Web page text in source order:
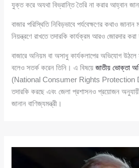
যুক্ত করে অযথা বিভ্রান্তি তৈরি না করার আহ্বান
বাজার পরিস্থিতি নিবিড়ভাবে পর্যবেক্ষণের কথাও জানান
নিয়ন্ত্রণে রাখতে তদারকি কার্যক্রম আরও জোরদার করা
বাজারে অনিয়ম বা অসাধু কার্যকলাপের অভিযোগ
বলেও সতর্ক করেন তিনি। এ বিষয়েজাতীয় ভোক্তা
(National Consumer Rights Protection
তদারকি করছে এবং জেলা প্রশাসনও প্রয়োজন
জানান বাণিজ্যমন্ত্রী।